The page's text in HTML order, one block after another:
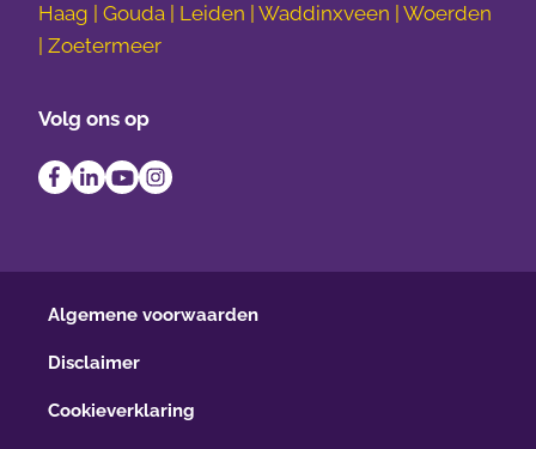
Haag | Gouda | Leiden | Waddinxveen | Woerden
| Zoetermeer
Volg ons op
Algemene voorwaarden
Disclaimer
Cookieverklaring